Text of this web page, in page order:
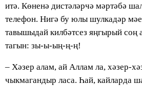
итә. Көненә дистәләрчә мәртәбә
телефон. Нигә бу юлы шулкадәр
тавышыдай килбәтсез яңгырый
тагын: зы-ы-ың-ң-ң!
– Хәзер алам, ай Аллам ла, хәзер-
чыкмагандыр ласа. Һай, кайларда